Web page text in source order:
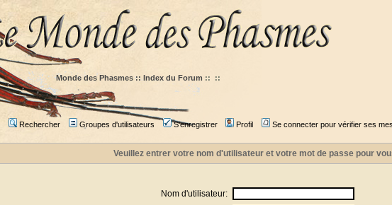
Monde des Phasmes :: Index du Forum :: ::
Rechercher Groupes d'utilisateurs S'enregistrer Profil Se connecter pour vérifier ses
Veuillez entrer votre nom d'utilisateur et votre mot de passe pour
Nom d'utilisateur: